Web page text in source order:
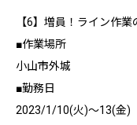
【6】増員！ライン作
■作業場所
小山市外城
■勤務日
2023/1/10(火)～13(金)